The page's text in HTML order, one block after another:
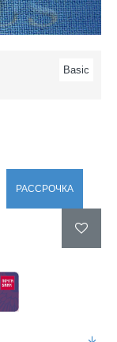
Basic
РАССРОЧКА